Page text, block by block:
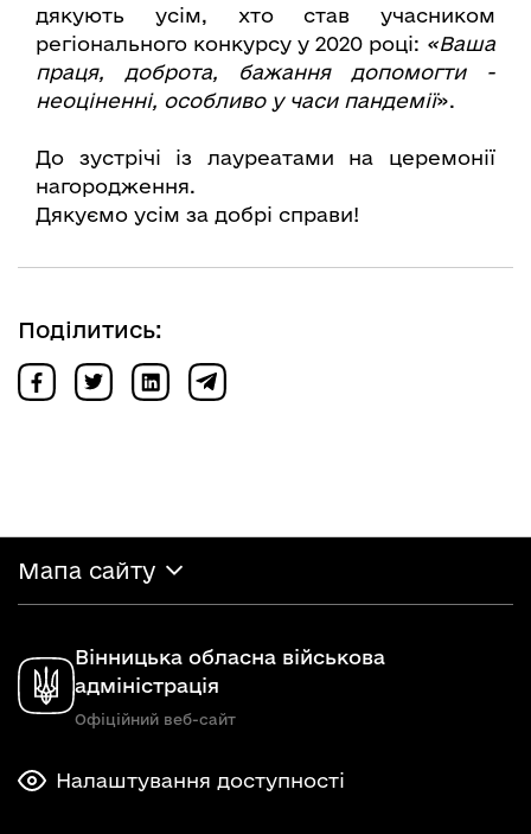
дякують усім, хто став учасником
регіонального конкурсу у 2020 році: «Ваша
праця, доброта, бажання допомогти -
неоціненні, особливо у часи пандемії».
До зустрічі із лауреатами на церемонії
нагородження.
Дякуємо усім за добрі справи!
Поділитись:
Мапа сайту
Вінницька обласна військова
адміністрація
Офіційний веб-сайт
Налаштування доступності